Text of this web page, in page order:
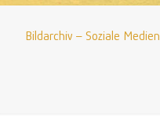
Bildarchiv – Soziale Medien